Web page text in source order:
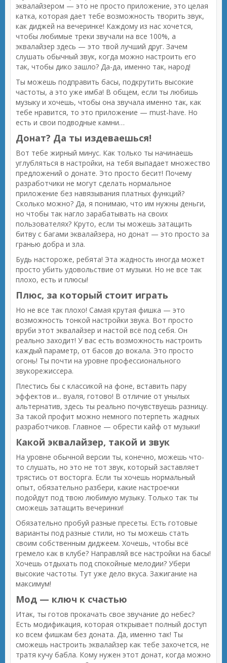
эквалайзером — это не просто приложение, это целая
катка, которая дает тебе возможность творить звук,
как диджей на вечеринке! Каждому из нас хочется,
чтобы любимые треки звучали на все 100%, а
эквалайзер здесь — это твой лучший друг. Зачем
слушать обычный звук, когда можно настроить его
так, чтобы дико зашло? Да-да, именно так, народ!
Ты можешь подправить басы, подкрутить высокие
частоты, а это уже имба! В общем, если ты любишь
музыку и хочешь, чтобы она звучала именно так, как
тебе нравится, то это приложение — must-have. Но
есть и свои подводные камни…
Донат? Да ты издеваешься!
Вот тебе жирный минус. Как только ты начинаешь
углубляться в настройки, на тебя выпадает множество
предложений о донате. Это просто бесит! Почему
разработчики не могут сделать нормальное
приложение без навязывания платных функций?
Сколько можно? Да, я понимаю, что им нужны деньги,
но чтобы так нагло зарабатывать на своих
пользователях? Круто, если ты можешь затащить
битву с багами эквалайзера, но донат — это просто за
гранью добра и зла.
Будь настороже, ребята! Эта жадность иногда может
просто убить удовольствие от музыки. Но не все так
плохо, есть и плюсы!
Плюс, за который стоит играть
Но не все так плохо! Самая крутая фишка — это
возможность тонкой настройки звука. Вот просто
вруби этот эквалайзер и настой всё под себя. Он
реально заходит! У вас есть возможность настроить
каждый параметр, от басов до вокала. Это просто
огонь! Ты почти на уровне профессионального
звукорежиссера.
Плестись бы с классикой на фоне, вставить пару
эффектов и... вуаля, готово! В отличие от унылых
альтернатив, здесь ты реально почувствуешь разницу.
За такой профит можно немного потерпеть жадных
разработчиков. Главное — обрести кайф от музыки!
Какой эквалайзер, такой и звук
На уровне обычной версии ты, конечно, можешь что-
то слушать, но это не тот звук, который заставляет
трястись от восторга. Если ты хочешь нормальный
опыт, обязательно разбери, какие настроечки
подойдут под твою любимую музыку. Только так ты
сможешь затащить вечеринки!
Обязательно пробуй разные пресеты. Есть готовые
варианты под разные стили, но ты можешь стать
своим собственным диджеем. Хочешь, чтобы всё
гремело как в клубе? Направляй все настройки на басы!
Хочешь отдыхать под спокойные мелодии? Убери
высокие частоты. Тут уже дело вкуса. Зажигание на
максимум!
Мод — ключ к счастью
Итак, ты готов прокачать свое звучание до небес?
Есть модификация, которая открывает полный доступ
ко всем фишкам без доната. Да, именно так! Ты
сможешь настроить эквалайзер как тебе захочется, не
тратя кучу бабла. Кому нужен этот донат, когда можно